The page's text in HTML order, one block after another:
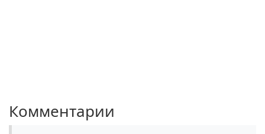
Комментарии